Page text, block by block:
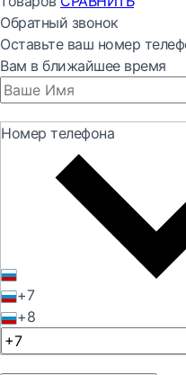
Обратный звонок
Оставьте ваш номер
Вам в ближайшее время
Номер телефона
+7
+8